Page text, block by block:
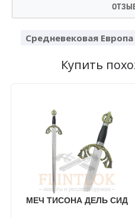
Вы находитесь в
Средневековая Европа
Средневековое оружие
Купить
МЕЧ ТИCОНА ДЕЛЬ СИД